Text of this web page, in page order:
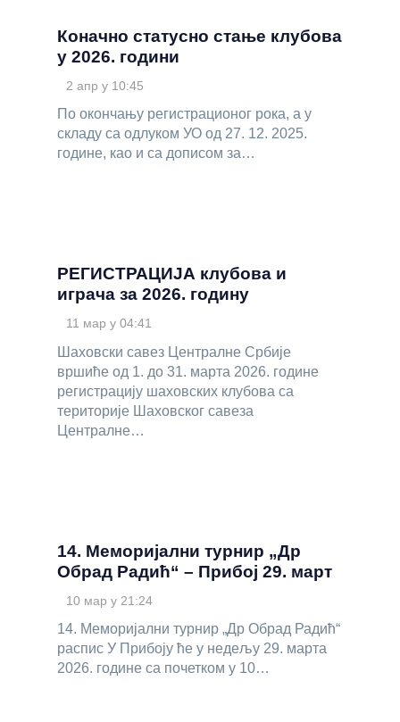
Коначно статусно стање клубова
у 2026. години
2 апр у 10:45
По окончању регистрационог рока, а у
складу са одлуком УО од 27. 12. 2025.
године, као и са дописом за…
РЕГИСТРАЦИЈА клубова и
играча за 2026. годину
11 мар у 04:41
Шаховски савез Централне Србије
вршиће од 1. до 31. марта 2026. године
регистрацију шаховских клубова са
територије Шаховског савеза
Централне…
14. Меморијални турнир „Др
Обрад Радић“ – Прибој 29. март
10 мар у 21:24
14. Меморијални турнир „Др Обрад Радић“
распис У Прибоју ће у недељу 29. марта
2026. године са почетком у 10…